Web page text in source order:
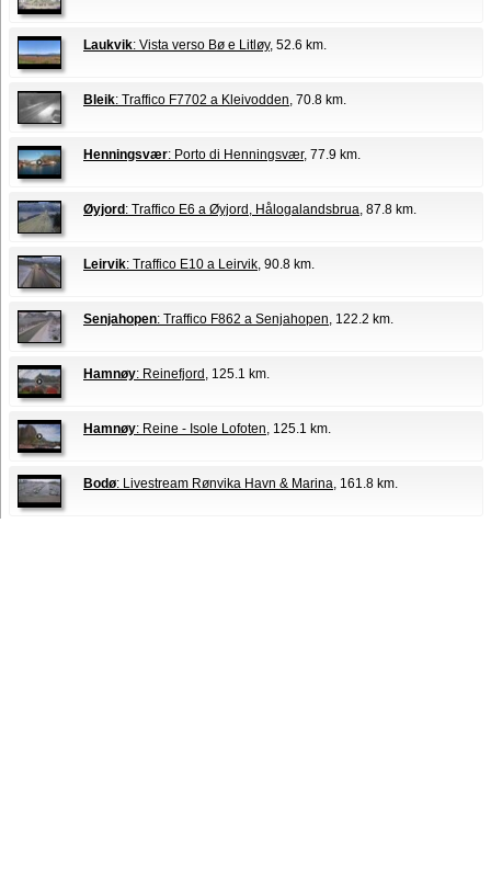
Laukvik: Vista verso Bø e Litløy, 52.6 km.
Bleik: Traffico F7702 a Kleivodden, 70.8 km.
Henningsvær: Porto di Henningsvær, 77.9 km.
Øyjord : Traffico E6 a Øyjord, Hålogalandsbrua, 87.8 km.
Leirvik: Traffico E10 a Leirvik, 90.8 km.
Senjahopen: Traffico F862 a Senjahopen, 122.2 km.
Hamnøy: Reinefjord , 125.1 km.
Hamnøy: Reine - Isole Lofoten, 125.1 km.
Bodø: Livestream Rønvika Havn & Marina, 161.8 km.